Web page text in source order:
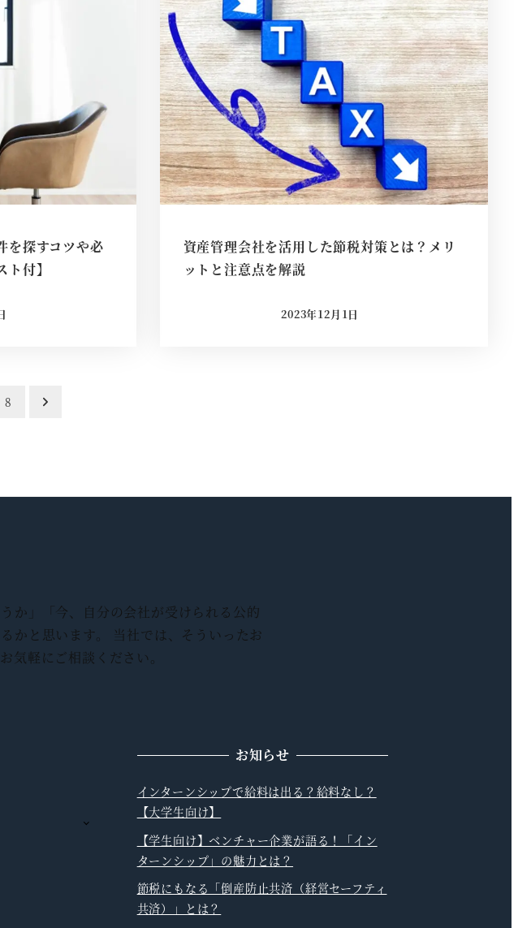
を探すコツや必
付】
資産管理会社を活用した節税対策とは？メリ
ットと注意点を解説
投稿日
2023年12月1日
8
か」「今、自分の会社が受けられる公的
かと思います。 当社では、そういったお
気軽にご相談ください。
お知らせ
インターンシップで給料は出る？給料なし？
【大学生向け】
【学生向け】ベンチャー企業が語る！「イン
ターンシップ」の魅力とは？
節税にもなる「倒産防止共済（経営セーフティ
共済）」とは？